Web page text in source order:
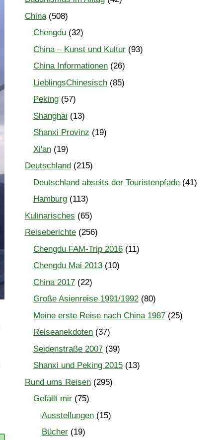
China(508)
Chengdu(32)
China – Kunst und Kultur(93)
China Informationen(26)
LieblingsChinesisch(85)
Peking(57)
Shanghai (13)
Shanxi Provinz (19)
Xi'an(19)
Deutschland(215)
Deutschland abseits der Touristenpfade(41)
Hamburg(113)
Kulinarisches (65)
Reiseberichte(256)
Chengdu FAM-Trip 2016(11)
Chengdu Mai 2013(10)
China 2017(22)
Große Asienreise 1991/1992(80)
Meine erste Reise nach China 1987(25)
Reiseanekdoten(37)
Seidenstraße 2007(39)
Shanxi und Peking 2015(13)
Rund ums Reisen(295)
Gefällt mir(75)
Ausstellungen(15)
Bücher(19)